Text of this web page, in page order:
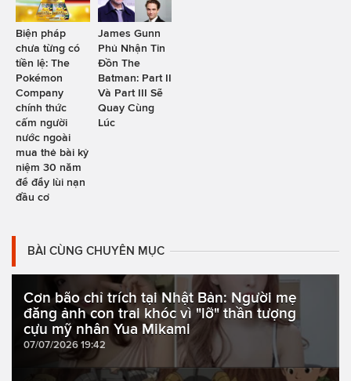
Biện pháp
chưa từng có
tiền lệ: The
Pokémon
Company
chính thức
cấm người
nước ngoài
mua thẻ bài kỷ
niệm 30 năm
để đẩy lùi nạn
đầu cơ
James Gunn
Phủ Nhận Tin
Đồn The
Batman: Part II
Và Part III Sẽ
Quay Cùng
Lúc
BÀI CÙNG CHUYÊN MỤC
Cơn bão chỉ trích tại Nhật Bản: Người mẹ
đăng ảnh con trai khóc vì "lỡ" thần tượng
cựu mỹ nhân Yua Mikami
07/07/2026 19:42